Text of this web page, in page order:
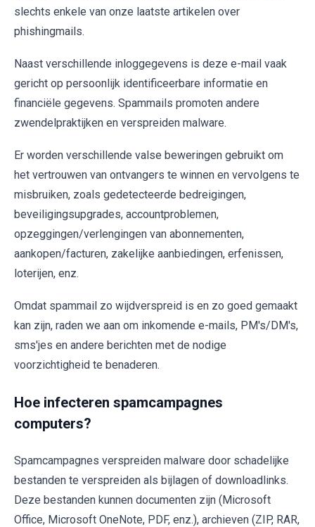
slechts enkele van onze laatste artikelen over
phishingmails.
Naast verschillende inloggegevens is deze e-mail vaak
gericht op persoonlijk identificeerbare informatie en
financiële gegevens. Spammails promoten andere
zwendelpraktijken en verspreiden malware.
Er worden verschillende valse beweringen gebruikt om
het vertrouwen van ontvangers te winnen en vervolgens te
misbruiken, zoals gedetecteerde bedreigingen,
beveiligingsupgrades, accountproblemen,
opzeggingen/verlengingen van abonnementen,
aankopen/facturen, zakelijke aanbiedingen, erfenissen,
loterijen, enz.
Omdat spammail zo wijdverspreid is en zo goed gemaakt
kan zijn, raden we aan om inkomende e-mails, PM's/DM's,
sms'jes en andere berichten met de nodige
voorzichtigheid te benaderen.
Hoe infecteren spamcampagnes
computers?
Spamcampagnes verspreiden malware door schadelijke
bestanden te verspreiden als bijlagen of downloadlinks.
Deze bestanden kunnen documenten zijn (Microsoft
Office, Microsoft OneNote, PDF, enz.), archieven (ZIP, RAR,